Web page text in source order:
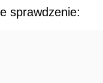
sprawdzenie: